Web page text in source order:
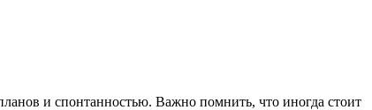
и спонтанностью. Важно помнить, что иногда стоит